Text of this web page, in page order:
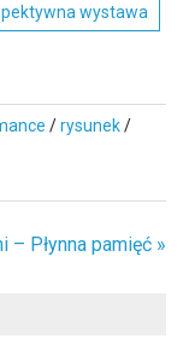
wystawa
/rysunek/
– Płynna pamięć »